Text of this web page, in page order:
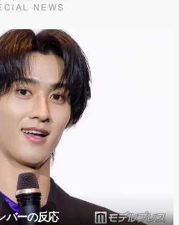
NEWS
バーの反応